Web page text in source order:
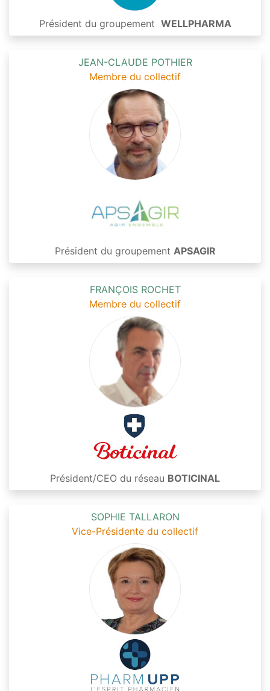
Président du groupement WELLPHARMA
JEAN-CLAUDE POTHIER
Membre du collectif
Président du groupement APSAGIR
FRANÇOIS ROCHET
Membre du collectif
Président/CEO du réseau BOTICINAL
SOPHIE TALLARON
Vice-Présidente du collectif